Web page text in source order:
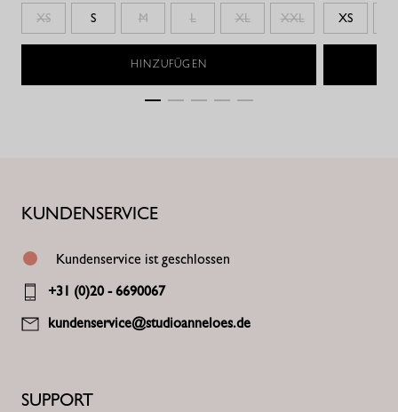
XS S M L XL XXL
HINZUFÜGEN
XS
SUPPORT
KUNDENSERVICE
Kundenservice ist geschlossen
+31 (0)20 - 6690067
kundenservice@studioanneloes.de